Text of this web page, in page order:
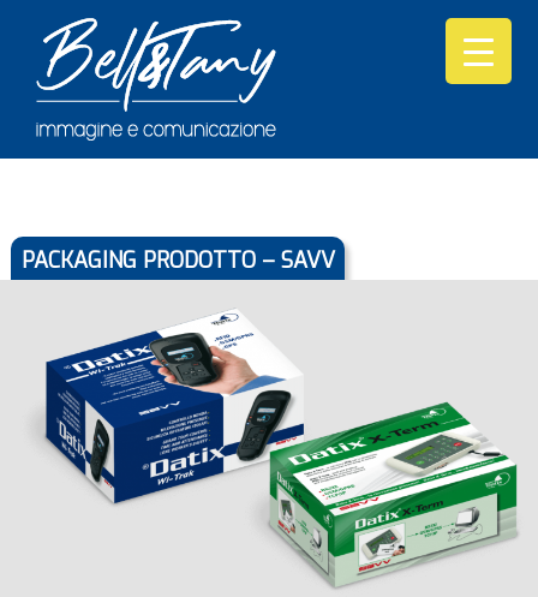
PACKAGING PRODOTTO – SAVV